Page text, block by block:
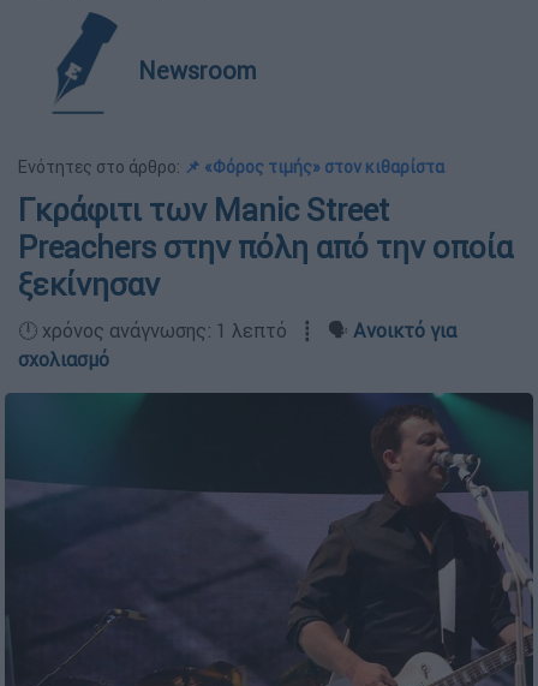
Newsroom
Ενότητες στο άρθρο: 📌 «Φόρος τιμής» στον κιθαρίστα
Γκράφιτι των Manic Street
Preachers στην πόλη από την οποία
ξεκίνησαν
🕛 χρόνος ανάγνωσης: 1 λεπτό ┋ 🗣️ Ανοικτό για
σχολιασμό